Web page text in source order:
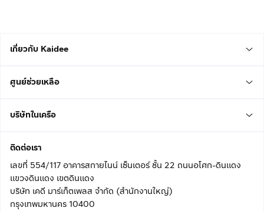
เกี่ยวกับ Kaidee
ศูนย์ช่วยเหลือ
บริษัทในเครือ
ติดต่อเรา
เลขที่ 554/117 อาคารสกายไนน์ เซ็นเตอร์ ชั้น 22 ถนนอโศก-ดินแดง
แขวงดินแดง เขตดินแดง
บริษัท เคดี มาร์เก็ตเพลส จำกัด (สำนักงานใหญ่)
กรุงเทพมหานคร 10400